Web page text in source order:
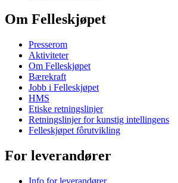
Om Felleskjøpet
Presserom
Aktiviteter
Om Felleskjøpet
Bærekraft
Jobb i Felleskjøpet
HMS
Etiske retningslinjer
Retningslinjer for kunstig intellingens
Felleskjøpet fôrutvikling
For leverandører
Info for leverandører